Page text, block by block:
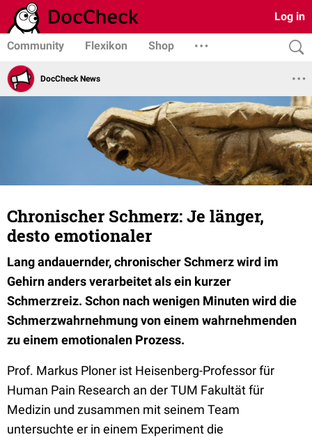
Log in
Community Flexikon Shop
DocCheck News
Chronischer Schmerz: Je länger,
desto emotionaler
Lang andauernder, chronischer Schmerz wird im
Gehirn anders verarbeitet als ein kurzer
Schmerzreiz. Schon nach wenigen Minuten wird die
Schmerzwahrnehmung von einem wahrnehmenden
zu einem emotionalen Prozess.
Prof. Markus Ploner ist Heisenberg-Professor für
Human Pain Research an der TUM Fakultät für
Medizin und zusammen mit seinem Team
untersuchte er in einem Experiment die